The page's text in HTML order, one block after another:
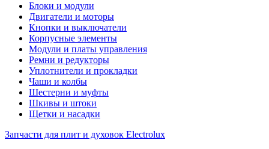
Блоки и модули
Двигатели и моторы
Кнопки и выключатели
Корпусные элементы
Модули и платы управления
Ремни и редукторы
Уплотнители и прокладки
Чаши и колбы
Шестерни и муфты
Шкивы и штоки
Щетки и насадки
Запчасти для плит и духовок Electrolux